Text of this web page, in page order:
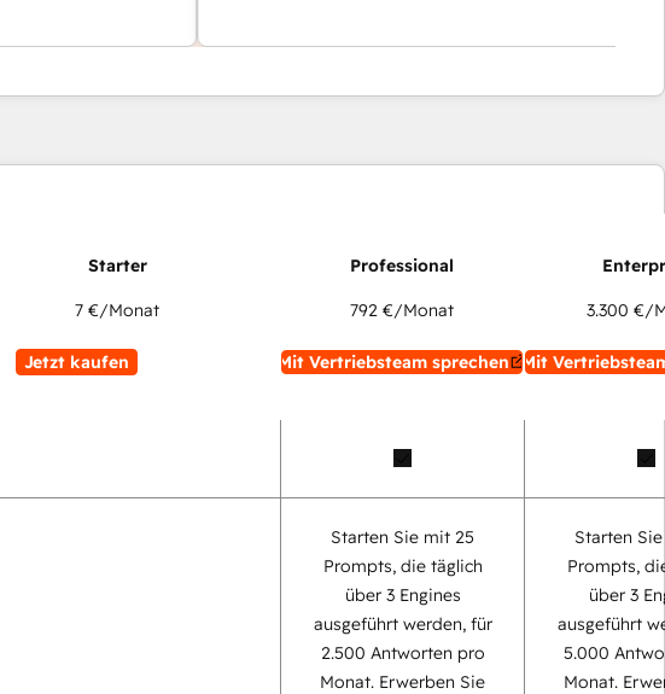
7 €/Monat
Jetzt kaufen
792 €/Monat
Mit Vertriebsteam sprechen
3.300 €/
Mit
Starten Sie mit 25
Prompts, die täglich
über 3 Engines
ausgeführt werden, für
2.500 Antworten pro
Monat. Erwerben Sie
Starten
Prompts,
über 3
ausgeführt
5.000
Monat.